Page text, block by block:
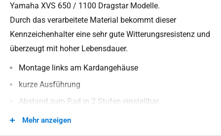
Yamaha XVS 650 / 1100 Dragstar Modelle.
Durch das verarbeitete Material bekommt dieser
Kennzeichenhalter eine sehr gute Witterungsresistenz und
überzeugt mit hoher Lebensdauer.
Montage links am Kardangehäuse
kurze Ausführung
Abstand zum Rad in 2 Stufen einstellbar
besteht aus robustem, stabilem Material (Stahl)
Mehr anzeigen